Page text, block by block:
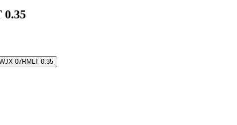
07RMLT 0.35